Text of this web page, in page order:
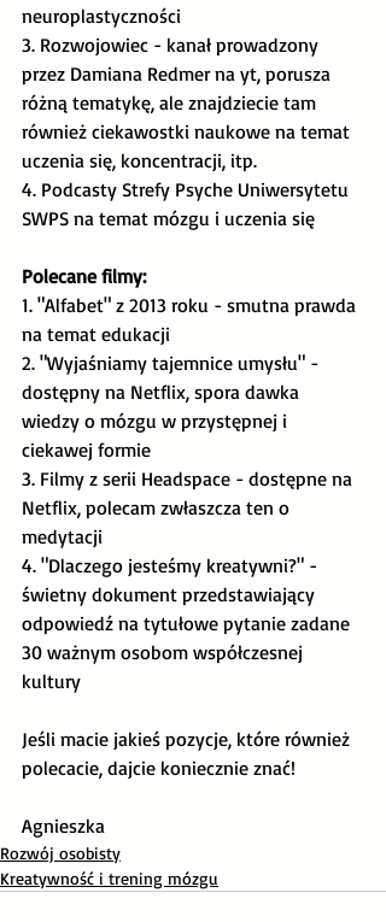
neuroplastyczności
3. Rozwojowiec - kanał prowadzony
przez Damiana Redmer na yt, porusza
różną tematykę, ale znajdziecie tam
również ciekawostki naukowe na temat
uczenia się, koncentracji, itp.
4. Podcasty Strefy Psyche Uniwersytetu
SWPS na temat mózgu i uczenia się
Polecane filmy:
1. "Alfabet" z 2013 roku - smutna prawda
na temat edukacji
2. "Wyjaśniamy tajemnice umysłu" -
dostępny na Netflix, spora dawka
wiedzy o mózgu w przystępnej i
ciekawej formie
3. Filmy z serii Headspace - dostępne na
Netflix, polecam zwłaszcza ten o
medytacji
4. "Dlaczego jesteśmy kreatywni?" -
świetny dokument przedstawiający
odpowiedź na tytułowe pytanie zadane
30 ważnym osobom współczesnej
kultury
Jeśli macie jakieś pozycje, które również
polecacie, dajcie koniecznie znać!
Agnieszka
Rozwój osobisty
Kreatywność i trening mózgu